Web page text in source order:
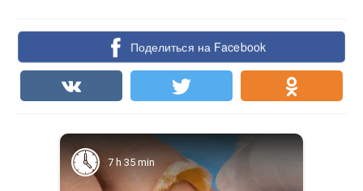
Поделиться на Facebook
7 h 35 min